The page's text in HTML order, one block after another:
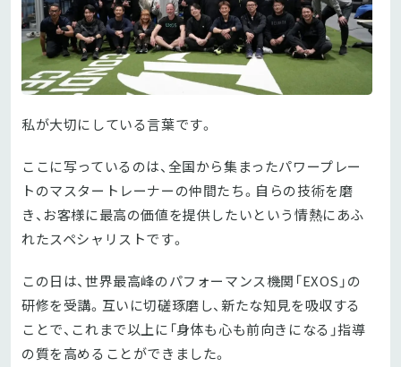
私が大切にしている言葉です。
ここに写っているのは、全国から集まったパワープレー
トのマスタートレーナーの仲間たち。自らの技術を磨
き、お客様に最高の価値を提供したいという情熱にあふ
れたスペシャリストです。
この日は、世界最高峰のパフォーマンス機関「EXOS」の
研修を受講。互いに切磋琢磨し、新たな知見を吸収する
ことで、これまで以上に「身体も心も前向きになる」指導
の質を高めることができました。